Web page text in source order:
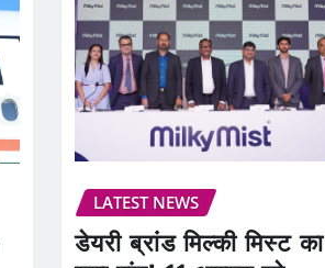
LATEST NEWS
डेयरी ब्रांड मिल्की मिस्ट का